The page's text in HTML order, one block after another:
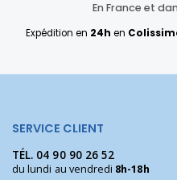
En France et
Expédition en 24h en
SERVICE CLIENT
TÉL. 04 90 90 26 52
du lundi au vendredi 8h-18h